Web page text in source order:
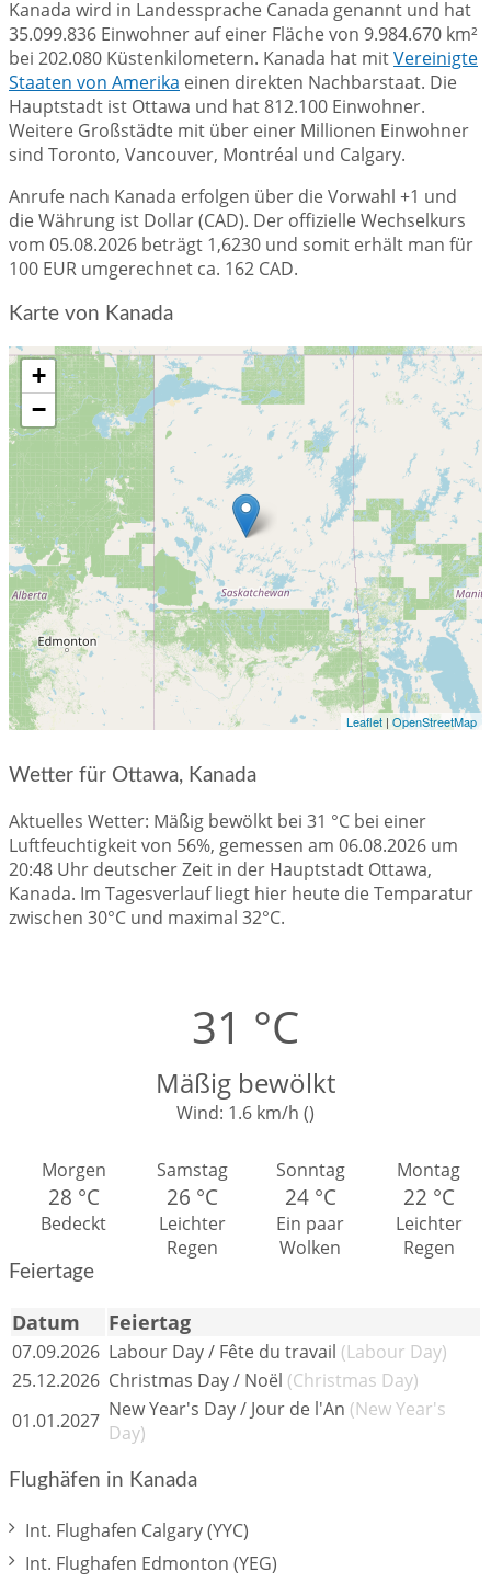
Kanada wird in Landessprache Canada genannt und hat
35.099.836 Einwohner auf einer Fläche von 9.984.670 km²
bei 202.080 Küstenkilometern. Kanada hat mitVereinigte
Staaten von Amerika einen direkten Nachbarstaat. Die
Hauptstadt ist Ottawa und hat 812.100 Einwohner.
Weitere Großstädte mit über einer Millionen Einwohner
sind Toronto, Vancouver, Montréal und Calgary.
Anrufe nach Kanada erfolgen über die Vorwahl +1 und
die Währung ist Dollar (CAD). Der offizielle Wechselkurs
vom 05.08.2026 beträgt 1,6230 und somit erhält man für
100 EUR umgerechnet ca. 162 CAD.
Karte von Kanada
+
−
Leaflet | OpenStreetMap
Wetter für Ottawa, Kanada
Aktuelles Wetter: Mäßig bewölkt bei 31 °C bei einer
Luftfeuchtigkeit von 56%, gemessen am 06.08.2026 um
20:48 Uhr deutscher Zeit in der Hauptstadt Ottawa,
Kanada. Im Tagesverlauf liegt hier heute die Temparatur
zwischen 30°C und maximal 32°C.
31 °C
Mäßig bewölkt
Wind: 1.6 km/h ()
Morgen
28 °C
Bedeckt
Samstag
26 °C
Leichter
Regen
Sonntag
24 °C
Ein paar
Wolken
Montag
22 °C
Leichter
Regen
Feiertage
Datum Feiertag
07.09.2026 Labour Day / Fête du travail (Labour Day)
25.12.2026 Christmas Day / Noël (Christmas Day)
01.01.2027 New Year's Day / Jour de l'An (New Year's
Day)
Flughäfen in Kanada
Int. Flughafen Calgary (YYC)
Int. Flughafen Edmonton (YEG)